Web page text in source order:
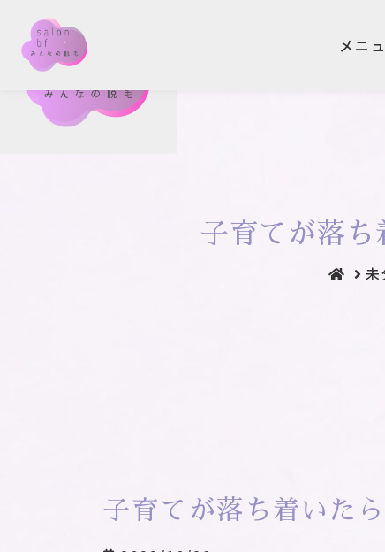
メニ
メニ
子育てが落
未
子育てが落ち着いた